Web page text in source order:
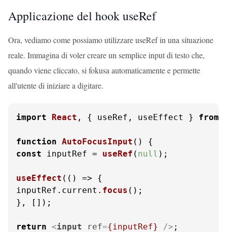
Applicazione del hook useRef
Ora, vediamo come possiamo utilizzare useRef in una situazione
reale. Immagina di voler creare un semplice input di testo che,
quando viene cliccato, si fokusa automaticamente e permette
all'utente di iniziare a digitare.
import React , { useRef, useEffect } from
function AutoFocusInput (
const inputRef = useRef ( null );
useEffect ( () => {
inputRef. current . focus ();
}, []);
return <input ref={inputRef} /> ;